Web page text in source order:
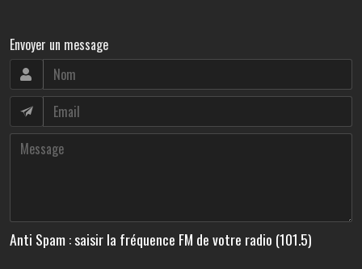
Envoyer un message
Anti Spam : saisir la fréquence FM de votre radio (101.5)